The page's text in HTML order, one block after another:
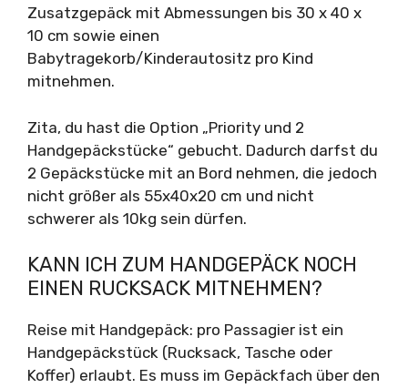
Zusatzgepäck mit Abmessungen bis 30 x 40 x
10 cm sowie einen
Babytragekorb/Kinderautositz pro Kind
mitnehmen.
Zita, du hast die Option „Priority und 2
Handgepäckstücke“ gebucht. Dadurch darfst du
2 Gepäckstücke mit an Bord nehmen, die jedoch
nicht größer als 55x40x20 cm und nicht
schwerer als 10kg sein dürfen.
KANN ICH ZUM HANDGEPÄCK NOCH
EINEN RUCKSACK MITNEHMEN?
Reise mit Handgepäck: pro Passagier ist ein
Handgepäckstück (Rucksack, Tasche oder
Koffer) erlaubt. Es muss im Gepäckfach über den